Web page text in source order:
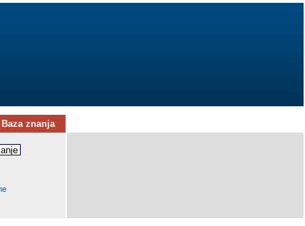
Baza znanja